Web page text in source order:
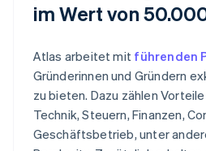
im Wert von
Atlas arbeitet mit führenden
Gründerinnen und Gründern
zu bieten. Dazu zählen
Technik, Steuern, Finanzen,
Geschäftsbetrieb, unter